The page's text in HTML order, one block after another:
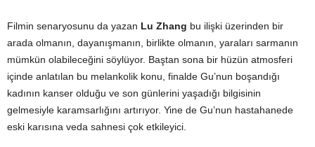
Filmin senaryosunu da yazan Lu Zhang bu ilişki üzerinden bir
arada olmanın, dayanışmanın, birlikte olmanın, yaraları sarmanın
mümkün olabileceğini söylüyor. Baştan sona bir hüzün atmosferi
içinde anlatılan bu melankolik konu, finalde Gu’nun boşandığı
kadının kanser olduğu ve son günlerini yaşadığı bilgisinin
gelmesiyle karamsarlığını artırıyor. Yine de Gu’nun hastahanede
eski karısına veda sahnesi çok etkileyici.